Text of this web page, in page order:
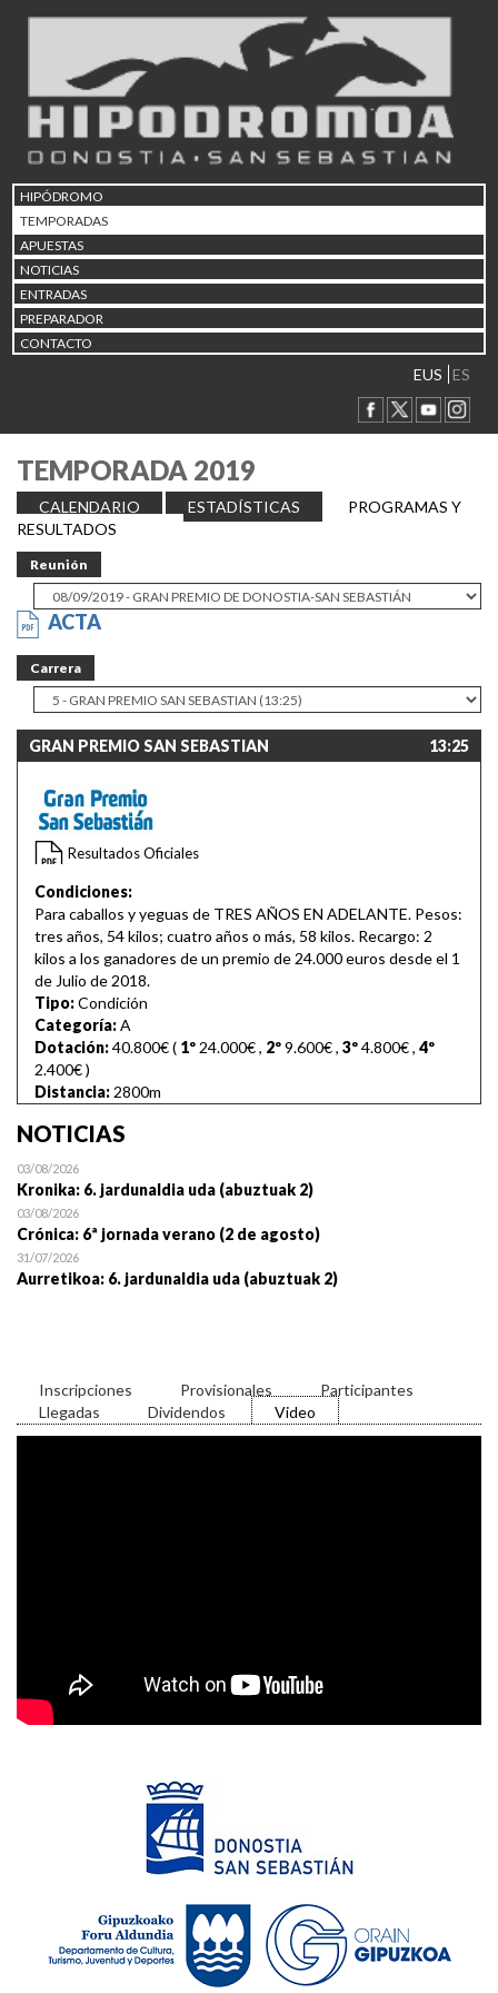
HIPÓDROMO
TEMPORADAS
APUESTAS
NOTICIAS
ENTRADAS
PREPARADOR
CONTACTO
EUS ES
TEMPORADA 2019
CALENDARIO ESTADÍSTICAS
PROGRAMAS Y
RESULTADOS
Reunión
ACTA
Carrera
GRAN PREMIO SAN SEBASTIAN 13:25
Resultados Oficiales
Condiciones:
Para caballos y yeguas de TRES AÑOS EN ADELANTE. Pesos:
tres años, 54 kilos; cuatro años o más, 58 kilos. Recargo: 2
kilos a los ganadores de un premio de 24.000 euros desde el 1
de Julio de 2018.
Tipo:Condición
Categoría:A
Dotación:40.800€ ( 1º 24.000€, 2º9.600€, 3º4.800€, 4º
2.400€)
Distancia: 2800m
NOTICIAS
03/08/2026
Kronika: 6. jardunaldia uda (abuztuak 2)
03/08/2026
Crónica: 6ª jornada verano (2 de agosto)
31/07/2026
Aurretikoa: 6. jardunaldia uda (abuztuak 2)
Inscripciones Provisionales
Participantes
Llegadas
Dividendos Video